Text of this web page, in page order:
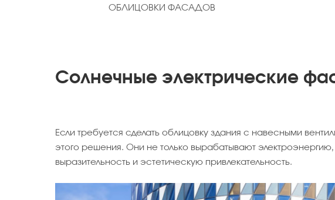
ОБЛИЦОВКИ ФАСАДОВ
Солнечные электрические
Если требуется сделать облицовку здания с навесными
этого решения. Они не только вырабатывают
выразительность и эстетическую привлекательность.